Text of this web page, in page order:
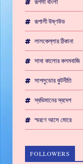
রূপালী উষ্ণউড
লালকেল্লার ঠিকানা
সাদা কালোর কলমবাজি
সাপলুডোর কুটনীতি
স্বভিমানের স্বদেশ
স্মরণে আসে মোরে
FOLLOWERS